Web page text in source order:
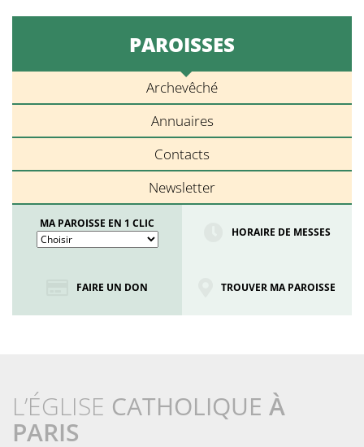
PAROISSES
Archevêché
Annuaires
Contacts
Newsletter
MA PAROISSE EN 1 CLIC
HORAIRE DE MESSES
FAIRE UN DON TROUVER MA PAROISSE
L’ÉGLISE CATHOLIQUE À
PARIS